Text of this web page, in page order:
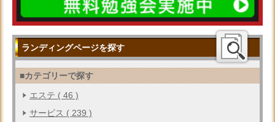
ランディングページを探す
■カテゴリーで探す
エステ ( 46 )
サービス ( 239 )